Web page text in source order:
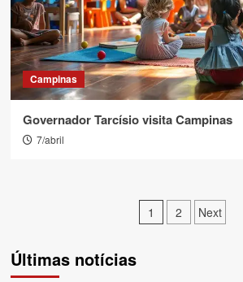
Campinas
Governador Tarcísio visita Campinas
7/abril
Paginação
1 2 Next
Últimas notícias